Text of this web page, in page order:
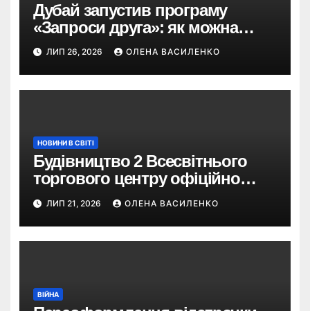
Дубай запустив програму
«Запроси друга»: як можна
отримати винагороду за
туристів
ЛИП 26, 2026 ОЛЕНА ВАСИЛЕНКО
НОВИНИ В СВІТІ
Будівництво 2 Всесвітнього
торгового центру офіційно
розпочалося: 373 метри
ЛИП 21, 2026 ОЛЕНА ВАСИЛЕНКО
ВІЙНА